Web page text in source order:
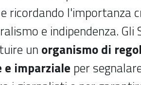
ricordando l'importanza
e indipendenza.
un organismo di
imparziale per